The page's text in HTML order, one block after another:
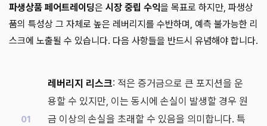
파생상품 페어트레이딩은 시장 중립 수익을 목표로 하지만, 파생상
품의 특성상 그 자체로 높은 레버리지를 수반하며, 예측 불가능한 리
스크에 노출될 수 있습니다. 다음 사항들을 반드시 유념해야 합니다.
레버리지 리스크: 적은 증거금으로 큰 포지션을 운
용할 수 있지만, 이는 동시에 손실이 발생할 경우 원
금 이상의 손실을 초래할 수 있음을 의미합니다. 특